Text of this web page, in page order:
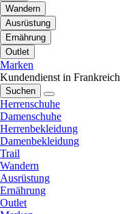
Wandern
Ausrüstung
Ernährung
Outlet
Marken
Kundendienst in Frankreich
Suchen
Herrenschuhe
Damenschuhe
Herrenbekleidung
Damenbekleidung
Trail
Wandern
Ausrüstung
Ernährung
Outlet